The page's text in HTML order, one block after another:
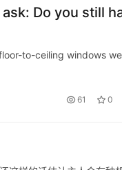
Do you still
to-ceiling windows
61 0